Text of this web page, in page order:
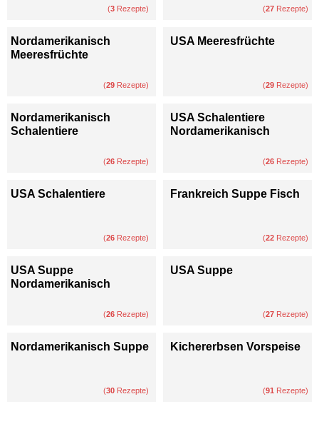
(3 Rezepte) (27 Rezepte)
Nordamerikanisch
Meeresfrüchte
(29 Rezepte)
USA Meeresfrüchte
(29 Rezepte)
Nordamerikanisch
Schalentiere
(26 Rezepte)
USA Schalentiere
Nordamerikanisch
(26 Rezepte)
USA Schalentiere
(26 Rezepte)
Frankreich Suppe Fisch
(22 Rezepte)
USA Suppe
Nordamerikanisch
(26 Rezepte)
USA Suppe
(27 Rezepte)
Nordamerikanisch Suppe
(30 Rezepte)
Kichererbsen Vorspeise
(91 Rezepte)